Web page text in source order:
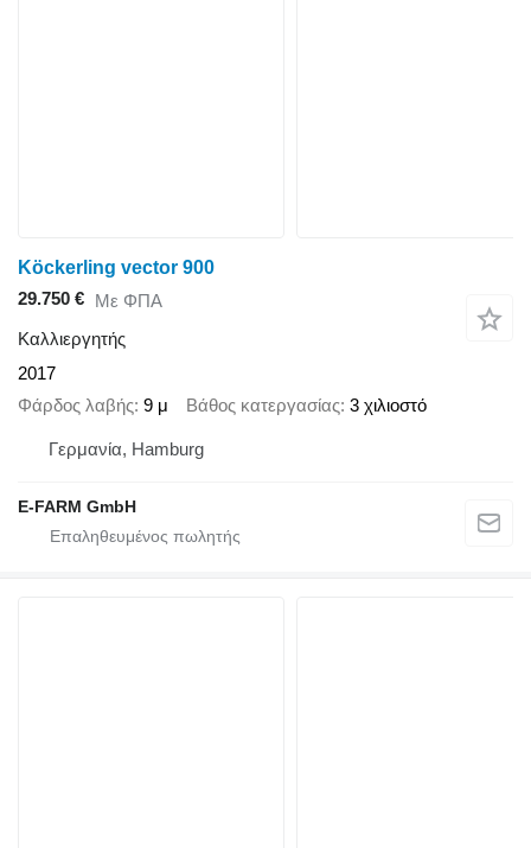
Köckerling vector 900
29.750 € Με ΦΠΑ
Καλλιεργητής
2017
Φάρδος λαβής 9 μ Βάθος κατεργασίας 3 χιλιοστό
Γερμανία, Hamburg
E-FARM GmbH